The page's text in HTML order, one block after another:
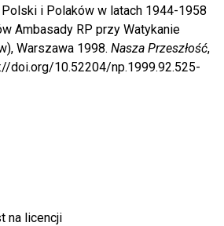
i Polaków w latach 1944-1958
Ambasady RP przy Watykanie
Warszawa 1998. Nasza Przeszłość,
doi.org/10.52204/np.1999.92.525-
na licencji